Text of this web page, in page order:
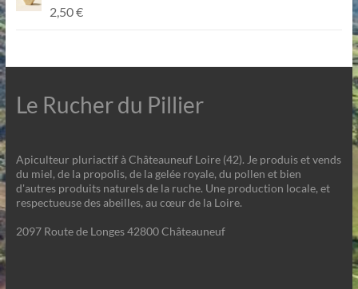
2,50€
Le Rucher du Pillier
Apiculteur pluriactif à Châteauneuf Loire (42). Je produis et vends
du miel, de la propolis, de la gelée royale, du pollen et bien
d'autres produits naturels de la ruche. Une production locale, et
respectueuse des abeilles, au cœur de la Loire.
2097 Route de Longes 42800 Châteauneuf